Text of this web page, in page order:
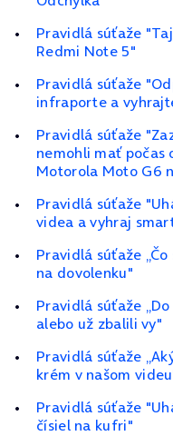
Pravidlá súťaže
Redmi Note 5"
Pravidlá súťaže
infraporte a
Pravidlá súťaže
nemohli mať počas
Motorola Moto G6
Pravidlá súťaže
videa a vyhraj
Pravidlá súťaže
na dovolenku"
Pravidlá súťaže
alebo už zbalili vy"
Pravidlá súťaže
krém v našom
Pravidlá súťaže
čísiel na kufri"